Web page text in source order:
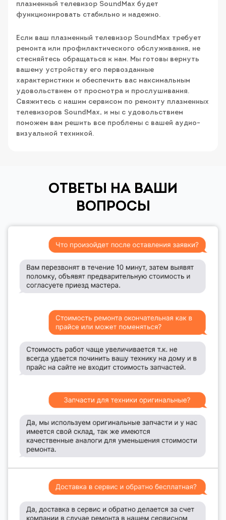
плазменный телевизор SoundMax будет
функционировать стабильно и надежно.
Если ваш плазменный телевизор SoundMax требует
ремонта или профилактического обслуживания, не
стесняйтесь обращаться к нам. Мы готовы вернуть
вашему устройству его первозданные
характеристики и обеспечить вас максимальным
удовольствием от просмотра и прослушивания.
Свяжитесь с нашим сервисом по ремонту плазменных
телевизоров SoundMax, и мы с удовольствием
поможем вам решить все проблемы с вашей аудио-
визуальной техникой.
ОТВЕТЫ НА ВАШИ
ВОПРОСЫ